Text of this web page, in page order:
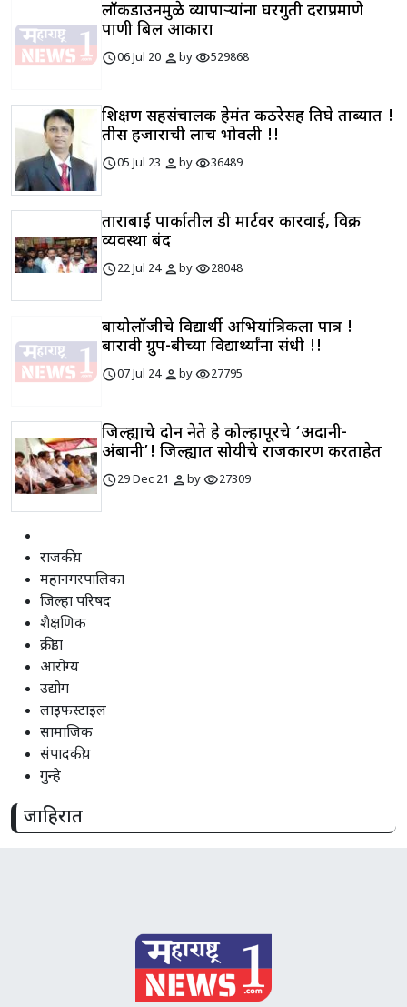
लॉकडाउनमुळे व्यापाऱ्यांना घरगुती दराप्रमाणे
पाणी बिल आकारा
schedule06 Jul 20 personbyvisibility529868
शिक्षण सहसंचालक हेमंत कठरेसह तिघे ताब्यात !
तीस हजाराची लाच भोवली !!
schedule05 Jul 23 personbyvisibility36489
ताराबाई पार्कातील डी मार्टवर कारवाई, विक्री
व्यवस्था बंद
schedule22 Jul 24 personbyvisibility28048
बायोलॉजीचे विद्यार्थी अभियांत्रिकीला पात्र !
बारावी ग्रुप-बीच्या विद्यार्थ्यांना संधी !!
schedule07 Jul 24 personbyvisibility27795
जिल्ह्याचे दोन नेते हे कोल्हापूरचे ‘अदानी-
अंबानी’! जिल्ह्यात सोयीचे राजकारण करताहेत
schedule29 Dec 21 personbyvisibility27309
राजकीय
महानगरपालिका
जिल्हा परिषद
शैक्षणिक
क्रीडा
आरोग्य
उद्योग
लाइफस्टाइल
सामाजिक
संपादकीय
गुन्हे
जाहिरात